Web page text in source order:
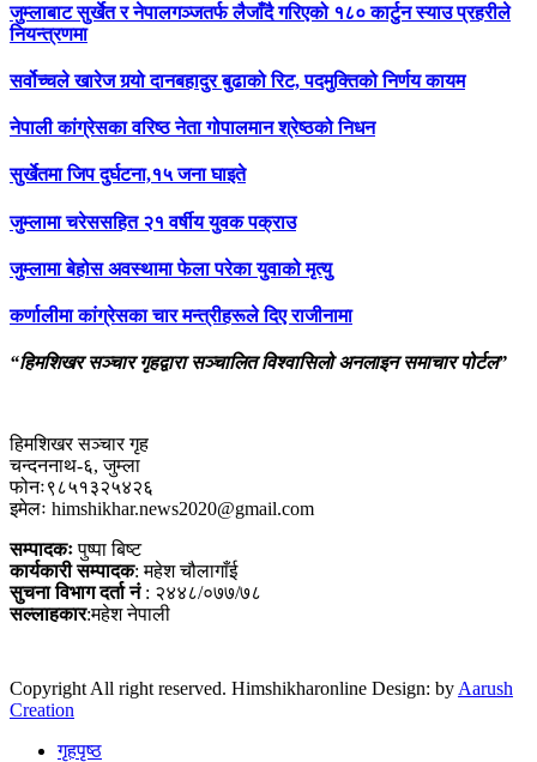
जुम्लाबाट सुर्खेत र नेपालगञ्जतर्फ लैजाँदै गरिएको १८० कार्टुन स्याउ प्रहरीले
नियन्त्रणमा
सर्वोच्चले खारेज गर्‍यो दानबहादुर बुढाको रिट, पदमुक्तिको निर्णय कायम
नेपाली कांग्रेसका वरिष्ठ नेता गोपालमान श्रेष्ठको निधन
सुर्खेतमा जिप दुर्घटना,१५ जना घाइते
जुम्लामा चरेससहित २१ वर्षीय युवक पक्राउ
जुम्लामा बेहोस अवस्थामा फेला परेका युवाको मृत्यु
कर्णालीमा कांग्रेसका चार मन्त्रीहरूले दिए राजीनामा
“हिमशिखर सञ्चार गृहद्वारा सञ्चालित विश्वासिलो अनलाइन समाचार पोर्टल”
हिमशिखर सञ्चार गृह
चन्दननाथ-६, जुम्ला
फोनः९८५१३२५४२६
इमेलः himshikhar.news2020@gmail.com
सम्पादकःपुष्पा बिष्ट
कार्यकारी सम्पादक: महेश चौलागाँई
सुचना विभाग दर्ता नं: २४४८/०७७/७८
सल्लाहकार:महेश नेपाली
Copyright All right reserved. Himshikharonline Design: byAarush
Creation
गृहपृष्ठ